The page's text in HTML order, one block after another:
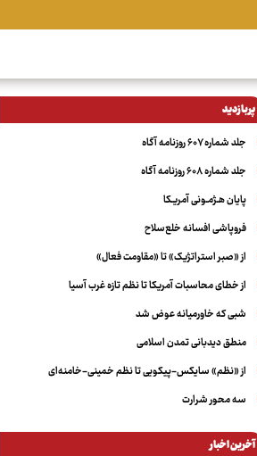
پربازدید
جلد شماره ۶۰۷ روزنامه آگاه
جلد شماره ۶۰۸ روزنامه آگاه
پایان هـژمـونی آمریـکا
فروپاشی افسانه خلع‌سلاح
از «صبر استراتژیک» تا «مقاومت فعال»
از خطای محاسبات آمریکا تا نظم تازه غرب آسیا
شبی که خاورمیانه عوض شد
منطق دیدبانی تمدن اسلامی
از «نظم» سایکس-پیکویی تا نظم خمینی-خامنه‌ای
سه‌ محور شرارت
آخرین اخبار